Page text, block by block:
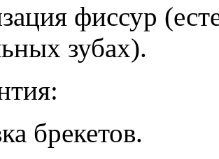
фиссур
зубах).
брекетов.